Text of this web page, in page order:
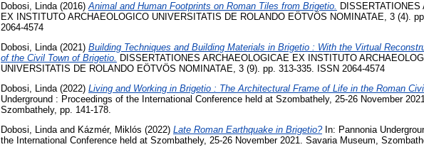
Dobosi, Linda(2016)Animal and Human Footprints on Roman Tiles from Brigetio.
EX INSTITUTO ARCHAEOLOGICO UNIVERSITATIS DE ROLANDO EÖTVÖS NOMINATAE, 3 (4).
2064-4574
Dobosi, Linda(2021) Building Techniques and Building Materials in Brigetio : With the Virtual
of the Civil Town of Brigetio. DISSERTATIONES ARCHAEOLOGICAE EX INSTITUTO
UNIVERSITATIS DE ROLANDO EÖTVÖS NOMINATAE, 3 (9). pp. 313-335. ISSN 2064-4574
Dobosi, Linda (2022) Living and Working in Brigetio : The Architectural Frame of Life in the Roman
Underground : Proceedings of the International Conference held at Szombathely, 25-26 November
Szombathely, pp. 141-178.
Dobosi, Linda and Kázmér, Miklós (2022) Late Roman Earthquake in Brigetio?In: Pannonia
the International Conference held at Szombathely, 25-26 November 2021. Savaria Museum,